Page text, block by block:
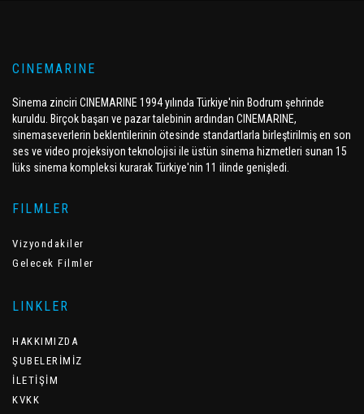
CINEMARINE
Sinema zinciri CINEMARINE 1994 yılında Türkiye'nin Bodrum şehrinde
kuruldu. Birçok başarı ve pazar talebinin ardından CINEMARINE,
sinemaseverlerin beklentilerinin ötesinde standartlarla birleştirilmiş en son
ses ve video projeksiyon teknolojisi ile üstün sinema hizmetleri sunan 15
lüks sinema kompleksi kurarak Türkiye'nin 11 ilinde genişledi.
FILMLER
Vizyondakiler
Gelecek Filmler
LINKLER
HAKKIMIZDA
ŞUBELERİMİZ
İLETİŞİM
KVKK